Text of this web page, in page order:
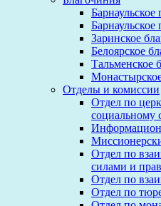
Барнаульское
Заринское
Белоярское
Тальменское
Отделы и комиссии
Отдел по
социальному
Отдел по
силами и
Отдел по
Отдел по